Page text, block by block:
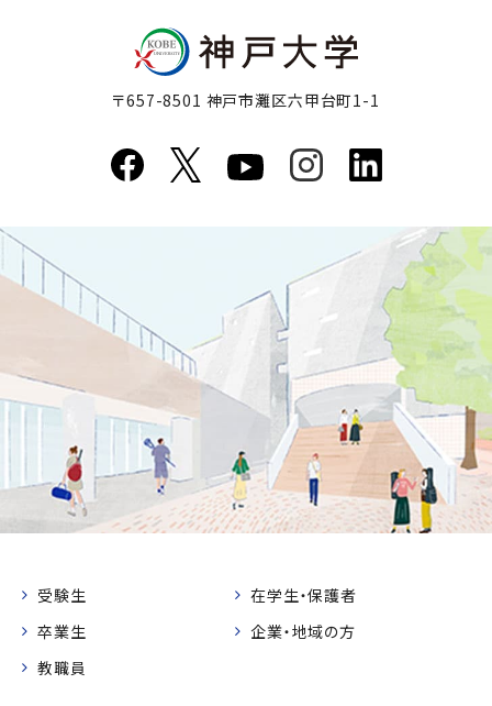
〒657-8501 神戸市灘区六甲台町1-1
受験生
在学生・保護者
卒業生
企業・地域の方
教職員